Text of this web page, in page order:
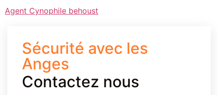
Agent Cynophile behoust
Sécurité avec les
Anges
Contactez nous